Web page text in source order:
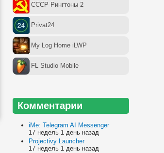
СССР Рингтоны 2
Privat24
My Log Home iLWP
FL Studio Mobile
Комментарии
iMe: Telegram AI Messenger
17 недель 1 день назад
Projectivy Launcher
17 недель 1 день назад